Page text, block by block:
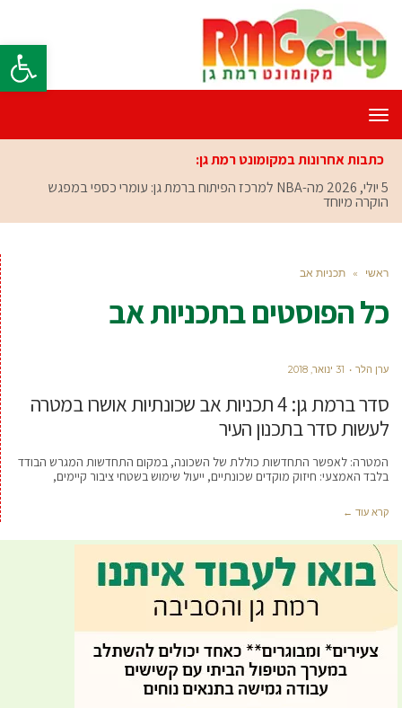
פתח
תפריט
כתבות אחרונות במקומונט רמת גן:
5 יולי, 2026
מה-NBA למרכז הפיתוח ברמת גן: עומרי כספי במפגש
הוקרה מיוחד
ראשי » תכניות אב
כל הפוסטים בתכניות אב
ערן הלר 31 ינואר, 2018
סדר ברמת גן: 4 תכניות אב שכונתיות אושרו במטרה
לעשות סדר בתכנון העיר
המטרה: לאפשר התחדשות כוללת של השכונה, במקום התחדשות המגרש הבודד
בלבד האמצעי: חיזוק מוקדים שכונתיים, ייעול שימוש בשטחי ציבור קיימים,
קרא עוד ←